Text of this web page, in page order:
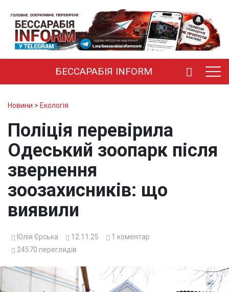
БЕССАРАБІЯ INFORM
Новини > Екологія
Поліція перевірила
Одеський зоопарк після
звернення
зоозахисників: що
виявили
Юлія Єрська 12.11.25 1 коментар
24570 переглядів